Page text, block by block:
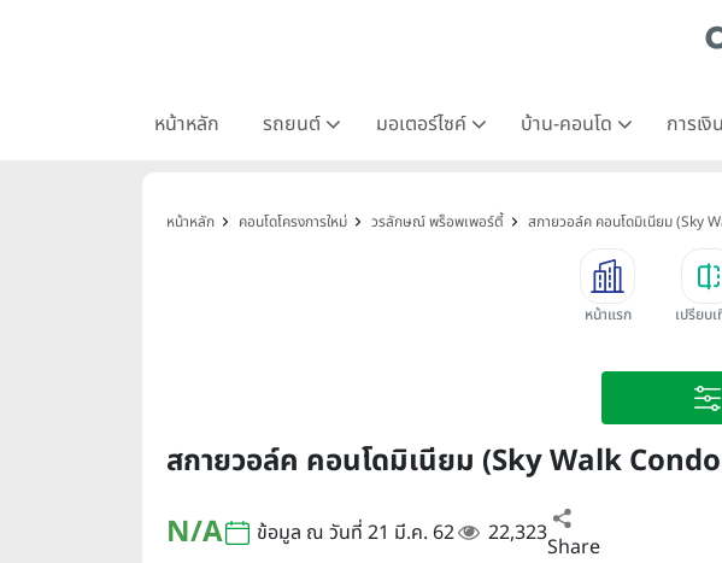
หน้าหลัก รถยนต์ มอเตอร์ไซค์ บ้าน-คอนโด การเ
หน้าหลัก คอนโดโครงการใหม่ วรลักษณ์ พร็อพเพอร์ตี้ สกายวอล์ค คอนโดมิเนียม (Sky
หน้าแรก เปรียบ
สกายวอล์ค คอนโดมิเนียม (Sky Walk
N/A
ข้อมูล ณ วันที่ 21 มี.ค. 62 22,323Share